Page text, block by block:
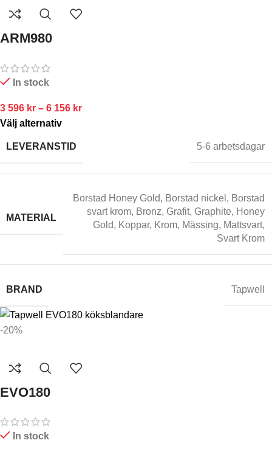
ARM980
In stock
3 596 kr – 6 156 kr
Välj alternativ
LEVERANSTID 5-6 arbetsdagar
MATERIAL
Borstad Honey Gold, Borstad nickel , Borstad
svart krom, Bronz, Grafit, Graphite, Honey
Gold, Koppar, Krom, Mässing, Mattsvart,
Svart Krom
BRAND Tapwell
-20%
EVO180
In stock